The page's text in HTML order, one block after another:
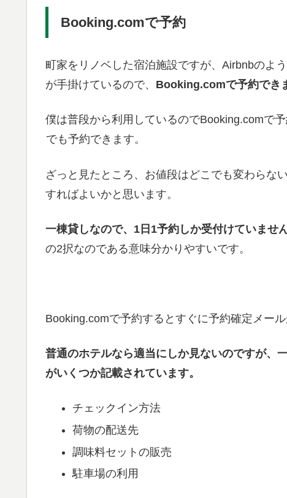
Booking.comで予約
町家をリノベした宿泊施設ですが、Airbnbのよ
が手掛けているので、 Booking.comで予約でき
僕は普段から利用しているのでBooking.comで予
でも予約できます。
ざっと見たところ、お値段はどこでも変わらな
すればよいかと思います。
一棟貸しなので、1日1予約しか受付けていません
の2択なのである意味分かりやすいです。
Booking.comで予約するとすぐに予約確定メール
普通のホテルなら適当にしか見ないのですが、
がいくつか記載されています。
チェックイン方法
荷物の配送先
調味料セットの販売
駐車場の利用